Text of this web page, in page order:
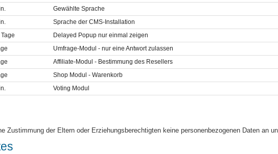
Gewählte Sprache
Sprache der CMS-Installation
Delayed Popup nur einmal zeigen
Umfrage-Modul - nur eine Antwort zulassen
Affiliate-Modul - Bestimmung des Resellers
Shop Modul - Warenkorb
Voting Modul
Zustimmung der Eltern oder Erziehungsberechtigten keine personenbezogenen Daten an